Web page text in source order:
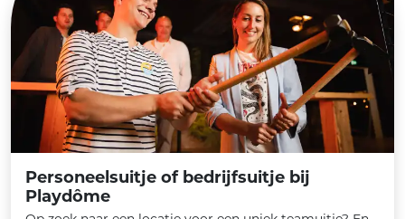
Personeelsuitje of bedrijfsuitje bij
Playdôme